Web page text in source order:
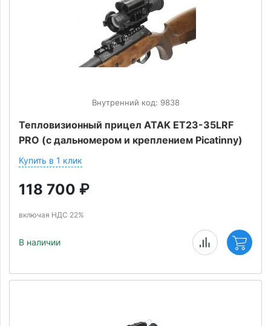
Внутренний код: 9838
Тепловизионный прицел ATAK ET23-35LRF
PRO (с дальномером и креплением Picatinny)
Купить в 1 клик
118 700 ₽
включая НДС 22%
В наличии